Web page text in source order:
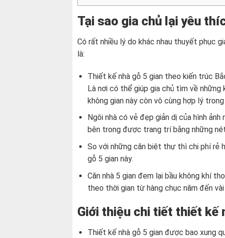
Tại sao gia chủ lại yêu
Có rất nhiều lý do khác nhau thuyết phục
là:
Thiết kế nhà gỗ 5 gian theo kiến trúc
Là nơi có thể giúp gia chủ tìm về
không gian này còn vô cùng hợp lý
Ngôi nhà có vẻ đẹp giản dị của hình
bên trong được trang trí bằng những
So với những căn biệt thự thì chi phí rẻ
gỗ 5 gian này.
Căn nhà 5 gian đem lại bầu không khí
theo thời gian từ hàng chục năm đến
Giới thiệu chi tiết thiết kế
Thiết kế nhà gỗ 5 gian được bao xung